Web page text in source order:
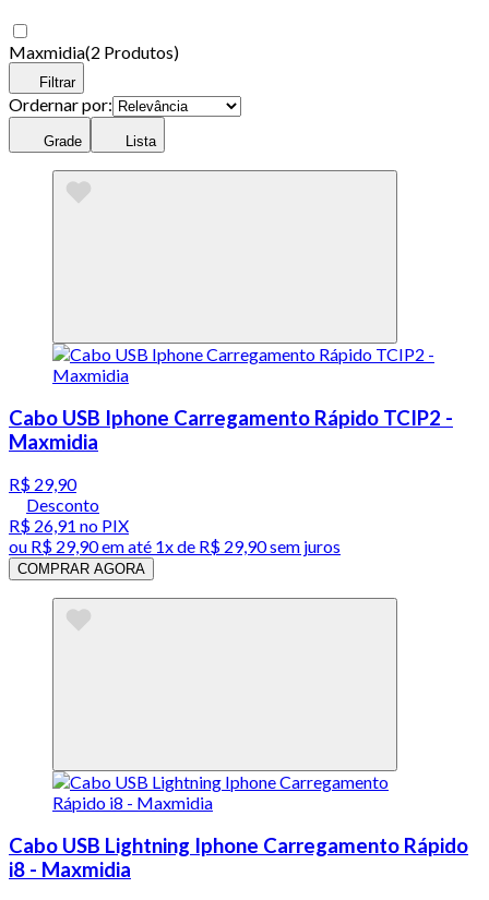
Maxmidia(2 Produtos)
Filtrar
Ordernar por:
Grade Lista
Cabo USB Iphone Carregamento Rápido TCIP2 -
Maxmidia
R$ 29,90
Desconto
R$ 26,91 no PIX
ou R$ 29,90em até 1x de R$ 29,90sem juros
COMPRAR AGORA
Cabo USB Lightning Iphone Carregamento Rápido
i8 - Maxmidia